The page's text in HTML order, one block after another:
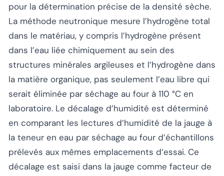
pour la détermination précise de la densité sèche.
La méthode neutronique mesure l’hydrogène total
dans le matériau, y compris l’hydrogène présent
dans l’eau liée chimiquement au sein des
structures minérales argileuses et l’hydrogène dans
la matière organique, pas seulement l’eau libre qui
serait éliminée par séchage au four à 110 °C en
laboratoire. Le décalage d’humidité est déterminé
en comparant les lectures d’humidité de la jauge à
la teneur en eau par séchage au four d’échantillons
prélevés aux mêmes emplacements d’essai. Ce
décalage est saisi dans la jauge comme facteur de